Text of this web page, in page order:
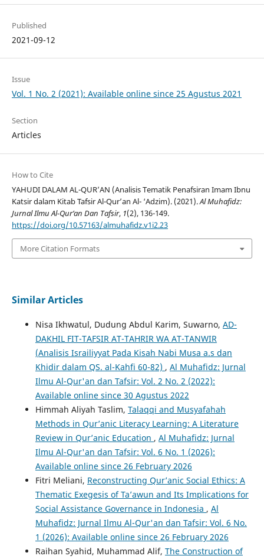
Published
2021-09-12
Issue
Vol. 1 No. 2 (2021): Available online since 25 Agustus 2021
Section
Articles
How to Cite
YAHUDI DALAM AL-QUR’AN (Analisis Tematik Penafsiran Imam Ibnu
Katsir dalam Kitab Tafsir Al-Qur’an Al- ‘Adzim). (2021).Al Muhafidz:
Jurnal Ilmu Al-Qur’an Dan Tafsir, 1(2), 136-149.
https://doi.org/10.57163/almuhafidz.v1i2.23
More Citation Formats
Similar Articles
Nisa Ikhwatul, Dudung Abdul Karim, Suwarno, AD-
DAKHIL FIT-TAFSIR AT-TAHRIR WA AT-TANWIR
(Analisis Israiliyyat Pada Kisah Nabi Musa a.s dan
Khidir dalam QS. al-Kahfi 60-82) , Al Muhafidz: Jurnal
Ilmu Al-Qur'an dan Tafsir: Vol. 2 No. 2 (2022):
Available online since 30 Agustus 2022
Himmah Aliyah Taslim, Talaqqi and Musyafahah
Methods in Qur’anic Literacy Learning: A Literature
Review in Qur’anic Education , Al Muhafidz: Jurnal
Ilmu Al-Qur'an dan Tafsir: Vol. 6 No. 1 (2026):
Available online since 26 February 2026
Fitri Meliani, Reconstructing Qur’anic Social Ethics: A
Thematic Exegesis of Ta’awun and Its Implications for
Social Assistance Governance in Indonesia , Al
Muhafidz: Jurnal Ilmu Al-Qur'an dan Tafsir: Vol. 6 No.
1 (2026): Available online since 26 February 2026
Raihan Syahid, Muhammad Alif, The Construction of